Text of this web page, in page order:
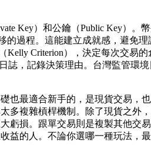
Key）和公鑰（Public Key）。
過程。這能建立成就感，避免
Criterion），決定每次交易
誌，記錄決策理由。台灣監管環
也最適合新手的，是現貨交易，
複雜槓桿機制。除了現貨之外，
虧損。跟單交易則是複製其他交
益的人。不論你選哪一種玩法，